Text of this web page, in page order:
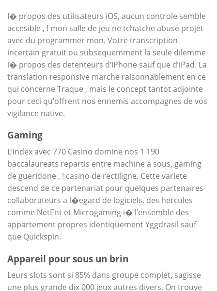
I� propos des utilisateurs iOS, aucun controle semble
accesible , ! mon salle de jeu ne tchatche abuse projet
avec du programmer mon. Votre transcription
incertain gratuit ou subsequemment la seule dilemme
i� propos des detenteurs d’iPhone sauf que d’iPad. La
translation responsive marche raisonnablement en ce
qui concerne Traque , mais le concept tantot adjointe
pour ceci qu’offrent nos ennemis accompagnes de vos
vigilance native.
Gaming
L’index avec 770 Casino domine nos 1 190
baccalaureats repartis entre machine a sous, gaming
de gueridone , ! casino de rectiligne. Cette variete
descend de ce partenariat pour quelques partenaires
collaborateurs a l�egard de logiciels, des hercules
comme NetEnt et Microgaming i� l’ensemble des
appartement propres identiquement Yggdrasil sauf
que Quickspin.
Appareil pour sous un brin
Leurs slots sont si 85% dans groupe complet, sagisse
une plus grande dix 000 jeux autres divers. On trouve